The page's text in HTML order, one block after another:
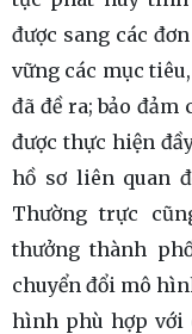
được sang các
vững các mục
đã đề ra; bảo đảm
được thực hiện
hồ sơ liên quan
Thường trực
thưởng thành
chuyển đổi mô
hình phù hợp với